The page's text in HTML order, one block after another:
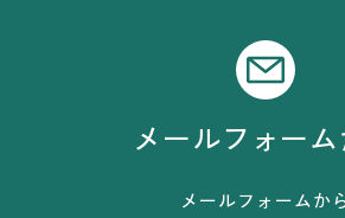
メールフォーム
メールフォームか